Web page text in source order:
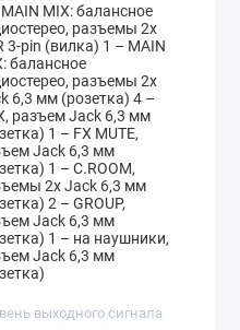
MIX: балансное
разъемы 2x
3-pin (вилка) 1 – MAIN
балансное
разъемы 2x
6,3 мм (розетка) 4 –
разъем Jack 6,3 мм
1 – FX MUTE,
Jack 6,3 мм
1 – C.ROOM,
2x Jack 6,3 мм
2 – GROUP,
Jack 6,3 мм
1 – на наушники,
Jack 6,3 мм
выходного сигнала